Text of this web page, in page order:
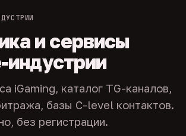
и сервисы
iGaming, каталог TG-каналов,
базы C-level контактов.
без регистрации.